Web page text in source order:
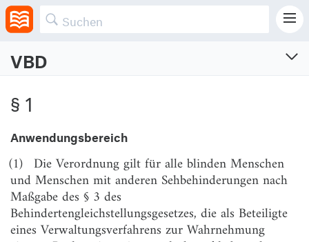
VBD
der Bundesverwaltung
Vom 17.7.2002 (BGBl. I S. 2652)
Zuletzt geändert am 25.11.2016 (BGBl. I S. 2659)
§ 1
Anwendungsbereich
§ 2
Gegenstand der Zugänglichmachung
§ 1
Anwendungsbereich
(1) Die Verordnung gilt für alle blinden Menschen
und Menschen mit anderen Sehbehinderungen nach
Maßgabe des § 3 des
Behindertengleichstellungsgesetzes, die als Beteiligte
eines Verwaltungsverfahrens zur Wahrnehmung